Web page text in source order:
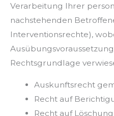
Verarbeitung Ihrer
nachstehenden
Interventionsrechte),
Rechtsgrundlage
Auskunftsrecht
Recht auf
Recht auf